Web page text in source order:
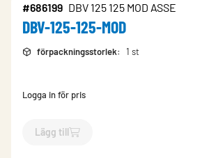
#686199 DBV 125 125 MOD ASSE
DBV-125-125-MOD
förpackningsstorlek: 1 st
Logga in för pris
Lägg till
`$Lägg till